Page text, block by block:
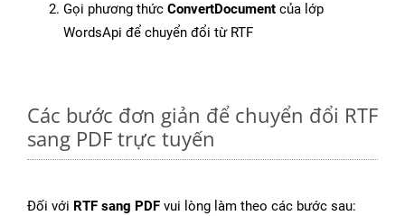
Gọi phương thức ConvertDocument của lớp
WordsApi để chuyển đổi từ RTF
Các bước đơn giản để chuyển đổi RTF
sang PDF trực tuyến
Đối với RTF sang PDF vui lòng làm theo các bước sau: